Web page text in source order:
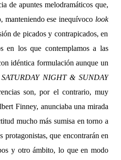
de apuntes melodramáticos que,
manteniendo ese inequívoco look
de picados y contrapicados, en
en los que contemplamos a las
idéntica formulación aunque un
SATURDAY NIGHT & SUNDAY
son, por el contrario, muy
Finney, anunciaba una mirada
mucho más sumisa en torno a
protagonistas, que encontrarán en
y otro ámbito, lo que en modo